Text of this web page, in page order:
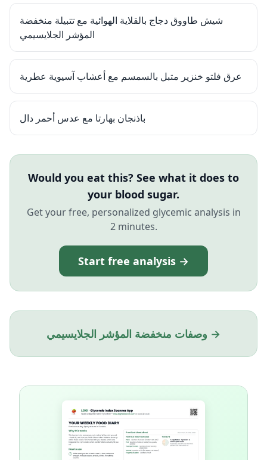
شيش طاووق دجاج بالقلاية الهوائية مع تتبيلة منخفضة
المؤشر الجلايسيمي
عرق فلتو خنزير متبل بالسمسم مع أعشاب آسيوية عطرية
باذنجان بهارتا مع عدس أحمر دال
Would you eat this? See what it does to
your blood sugar.
Get your free, personalized glycemic analysis in
2 minutes.
Start free analysis →
وصفات منخفضة المؤشر الجلايسيمي →